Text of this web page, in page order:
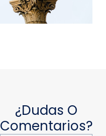
¿dudas O
Comentarios?